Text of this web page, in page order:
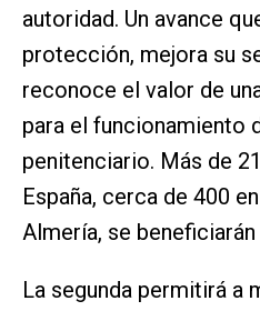
autoridad. Un avance
protección, mejora su
reconoce el valor de
para el funcionamiento
penitenciario. Más de
España, cerca de 400
Almería, se
La segunda permitirá a